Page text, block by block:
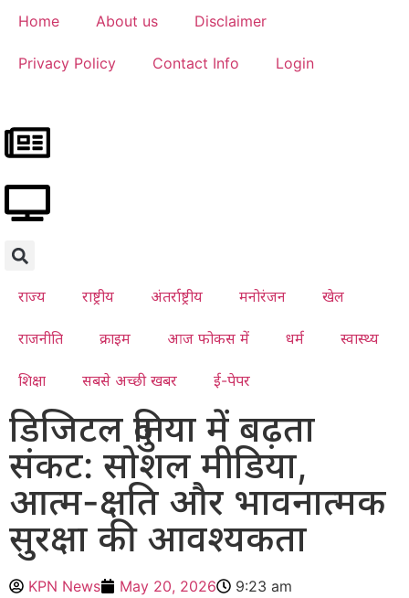
Home About us Disclaimer
Privacy Policy Contact Info Login
राज्य राष्ट्रीय अंतर्राष्ट्रीय मनोरंजन खेल
राजनीति क्राइम आज फोकस में धर्म स्वास्थ्य
शिक्षा सबसे अच्छी खबर ई-पेपर
डिजिटल दुनिया में बढ़ता
संकट: सोशल मीडिया,
आत्म-क्षति और भावनात्मक
सुरक्षा की आवश्यकता
KPN News May 20, 2026 9:23 am